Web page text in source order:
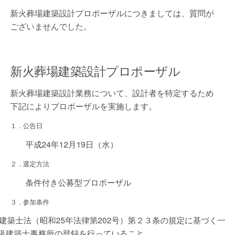
新火葬場建築設計プロポーザルにつきましては、質問が
ございませんでした。
新火葬場建築設計プロポーザル
新火葬場建築設計業務について、設計者を特定するため
下記によりプロポーザルを実施します。
１．公告日
平成24年12月19日（水）
２．選定方法
条件付き公募型プロポーザル
３．参加条件
築士法（昭和25年法律第202号）第２３条の規定に基づく一